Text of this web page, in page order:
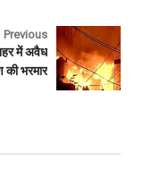
Previous
में अवैध
भरमार